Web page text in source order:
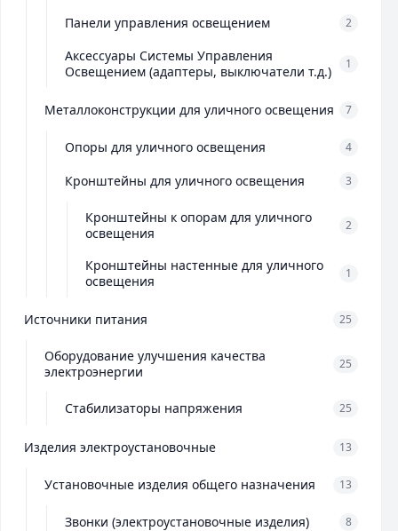
Панели управления освещением 2
Аксессуары Системы Управления
Освещением (адаптеры, выключатели т.д.)
1
Металлоконструкции для уличного освещения 7
Опоры для уличного освещения 4
Кронштейны для уличного освещения 3
Кронштейны к опорам для уличного
освещения
2
Кронштейны настенные для уличного
освещения
1
Источники питания 25
Оборудование улучшения качества
электроэнергии
25
Стабилизаторы напряжения 25
Изделия электроустановочные 13
Установочные изделия общего назначения 13
Звонки (электроустановочные изделия) 8